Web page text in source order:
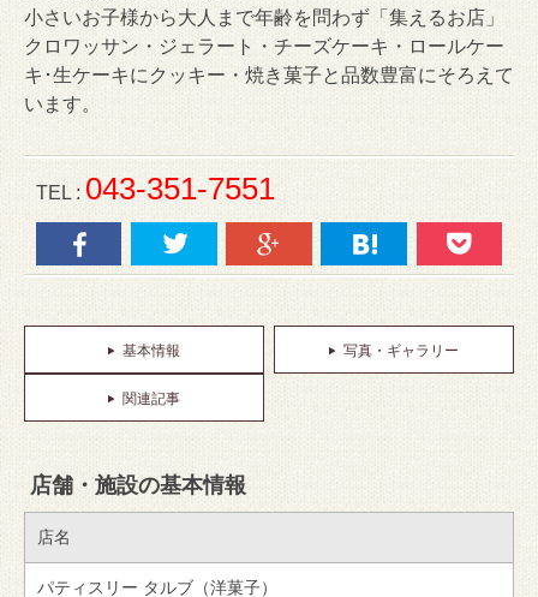
小さいお子様から大人まで年齢を問わず「集えるお店」
クロワッサン・ジェラート・チーズケーキ・ロールケー
キ･生ケーキにクッキー・焼き菓子と品数豊富にそろえて
います。
TEL :043-351-7551
基本情報 写真・ギャラリー
関連記事
店舗・施設の基本情報
店名
パティスリー タルブ（洋菓子）